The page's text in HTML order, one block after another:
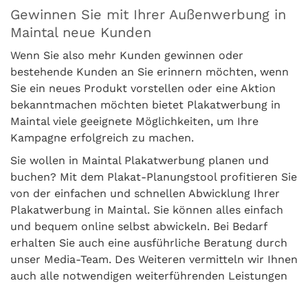
Gewinnen Sie mit Ihrer Außenwerbung in
Maintal neue Kunden
Wenn Sie also mehr Kunden gewinnen oder
bestehende Kunden an Sie erinnern möchten, wenn
Sie ein neues Produkt vorstellen oder eine Aktion
bekanntmachen möchten bietet Plakatwerbung in
Maintal viele geeignete Möglichkeiten, um Ihre
Kampagne erfolgreich zu machen.
Sie wollen in Maintal Plakatwerbung planen und
buchen? Mit dem Plakat-Planungstool profitieren Sie
von der einfachen und schnellen Abwicklung Ihrer
Plakatwerbung in Maintal. Sie können alles einfach
und bequem online selbst abwickeln. Bei Bedarf
erhalten Sie auch eine ausführliche Beratung durch
unser Media-Team. Des Weiteren vermitteln wir Ihnen
auch alle notwendigen weiterführenden Leistungen